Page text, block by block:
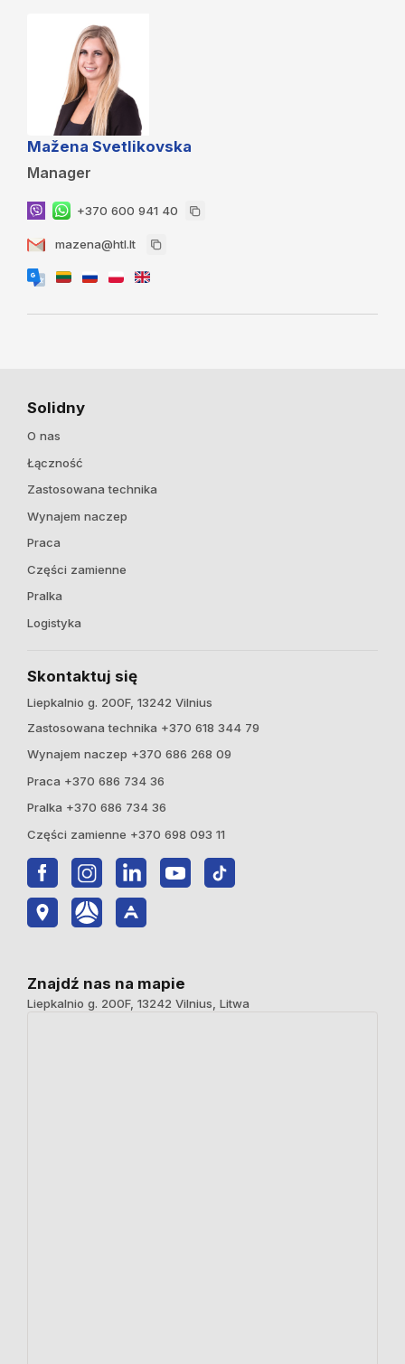
Mažena Svetlikovska
Manager
+370 600 941 40
mazena@htl.lt
Solidny
O nas
Łączność
Zastosowana technika
Wynajem naczep
Praca
Części zamienne
Pralka
Logistyka
Skontaktuj się
Liepkalnio g. 200F, 13242 Vilnius
Zastosowana technika +370 618 344 79
Wynajem naczep +370 686 268 09
Praca +370 686 734 36
Pralka +370 686 734 36
Części zamienne +370 698 093 11
Znajdź nas na mapie
Liepkalnio g. 200F, 13242 Vilnius, Litwa